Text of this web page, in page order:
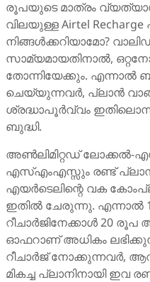
രൂപയുടെ മാത്രം
വിലയുള്ള Airtel
നിങ്ങൾക്കറിയാമോ?
സാമ്യമായതിനാൽ,
തോന്നിയേക്കും. എന്നാൽ
ചെയ്യുന്നവർ, പ്ലാൻ
ശ്രദ്ധാപൂർവ്വം
ബുദ്ധി.
അൺലിമിറ്റഡ് ലോക്കൽ-
എസ്എംഎസ്സും രണ്ട്
എയർടെലിന്റെ വക
ഇതിൽ ചേരുന്നു. എന്നാൽ
റീചാർജിനേക്കാൾ 20
ഓഫറാണ് അധികം
റീചാർജ് നോക്കുന്നവർ,
മികച്ച പ്ലാനിനായി ഇവ